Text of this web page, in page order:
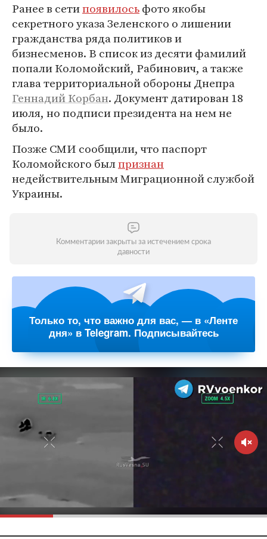
Ранее в сетипоявилосьфото якобы
секретного указа Зеленского о лишении
гражданства ряда политиков и
бизнесменов. В список из десяти фамилий
попали Коломойский, Рабинович, а также
глава территориальной обороны Днепра
Геннадий Корбан. Документ датирован 18
июля, но подписи президента на нем не
было.
Позже СМИ сообщили, что паспорт
Коломойского былпризнан
недействительным Миграционной службой
Украины.
Комментарии закрыты за истечением срока
давности
Только то, что важно для вас, — в «Ленте
дня» в Telegram. Подписывайтесь